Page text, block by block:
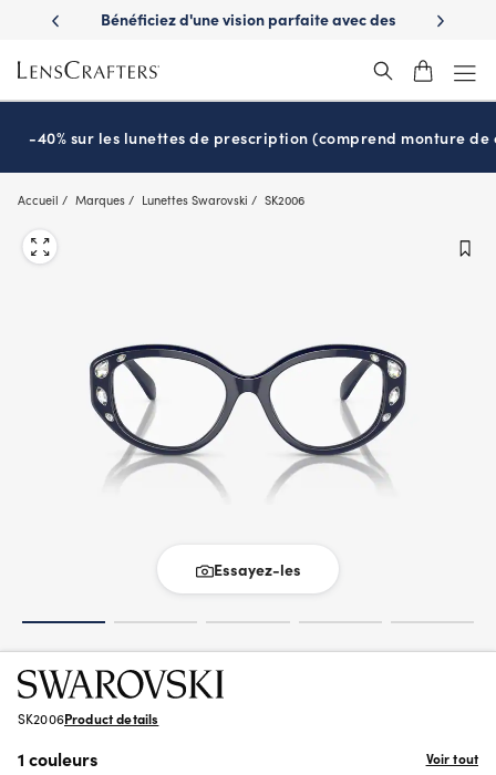
main
content
avantages
Bénéficiez d'une vision parfaite avec des
Prêt pour
-40% sur les lunettes de prescription (comprend monture de
Accueil Marques Lunettes Swarovski SK2006
Essayez-les
SK2006Product details
1 couleurs
Voir tout